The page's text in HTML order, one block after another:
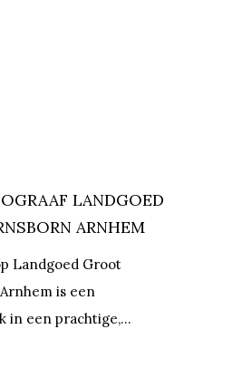
LANDGOED
ARNHEM
Landgoed Groot
is een
in een prachtige,…